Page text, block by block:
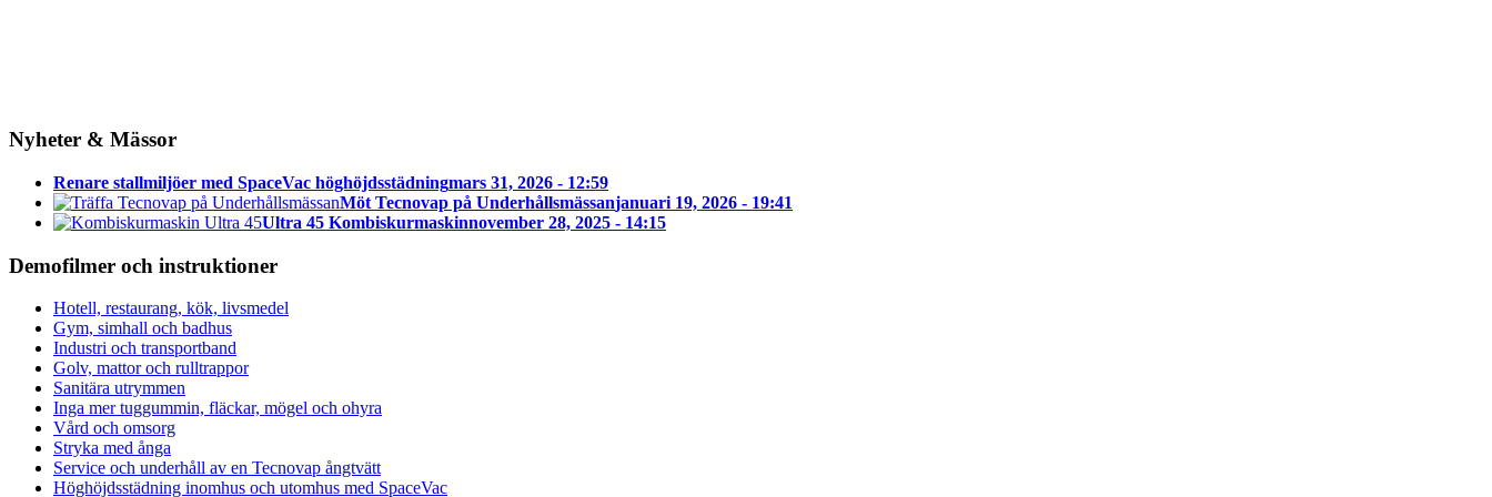
Nyheter & Mässor
Renare stallmiljöer med SpaceVac höghöjdsstädningmars 31, 2026 - 12:59
Möt Tecnovap på Underhållsmässanjanuari 19, 2026 - 19:41
Ultra 45 Kombiskurmaskinnovember 28, 2025 - 14:15
Demofilmer och instruktioner
Hotell, restaurang, kök, livsmedel
Gym, simhall och badhus
Industri och transportband
Golv, mattor och rulltrappor
Sanitära utrymmen
Inga mer tuggummin, fläckar, mögel och ohyra
Vård och omsorg
Stryka med ånga
Service och underhåll av en Tecnovap ångtvätt
Höghöjdsstädning inomhus och utomhus med SpaceVac